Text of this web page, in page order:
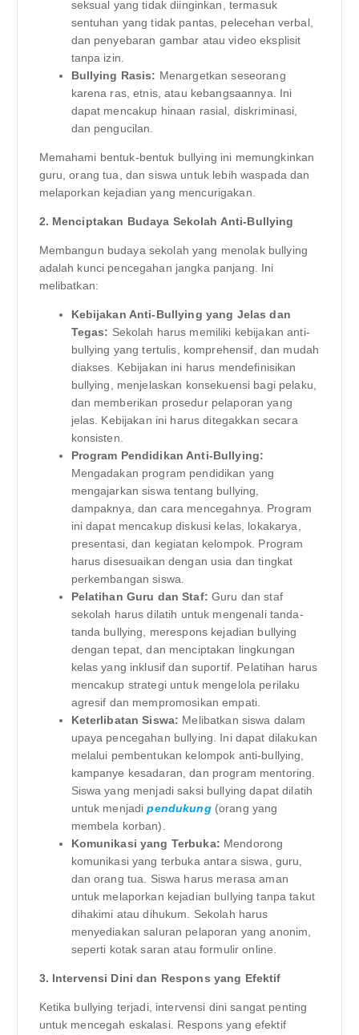
seksual yang tidak diinginkan, termasuk
sentuhan yang tidak pantas, pelecehan verbal,
dan penyebaran gambar atau video eksplisit
tanpa izin.
Bullying Rasis: Menargetkan seseorang
karena ras, etnis, atau kebangsaannya. Ini
dapat mencakup hinaan rasial, diskriminasi,
dan pengucilan.
Memahami bentuk-bentuk bullying ini memungkinkan
guru, orang tua, dan siswa untuk lebih waspada dan
melaporkan kejadian yang mencurigakan.
2. Menciptakan Budaya Sekolah Anti-Bullying
Membangun budaya sekolah yang menolak bullying
adalah kunci pencegahan jangka panjang. Ini
melibatkan:
Kebijakan Anti-Bullying yang Jelas dan
Tegas: Sekolah harus memiliki kebijakan anti-
bullying yang tertulis, komprehensif, dan mudah
diakses. Kebijakan ini harus mendefinisikan
bullying, menjelaskan konsekuensi bagi pelaku,
dan memberikan prosedur pelaporan yang
jelas. Kebijakan ini harus ditegakkan secara
konsisten.
Program Pendidikan Anti-Bullying:
Mengadakan program pendidikan yang
mengajarkan siswa tentang bullying,
dampaknya, dan cara mencegahnya. Program
ini dapat mencakup diskusi kelas, lokakarya,
presentasi, dan kegiatan kelompok. Program
harus disesuaikan dengan usia dan tingkat
perkembangan siswa.
Pelatihan Guru dan Staf: Guru dan staf
sekolah harus dilatih untuk mengenali tanda-
tanda bullying, merespons kejadian bullying
dengan tepat, dan menciptakan lingkungan
kelas yang inklusif dan suportif. Pelatihan harus
mencakup strategi untuk mengelola perilaku
agresif dan mempromosikan empati.
Keterlibatan Siswa: Melibatkan siswa dalam
upaya pencegahan bullying. Ini dapat dilakukan
melalui pembentukan kelompok anti-bullying,
kampanye kesadaran, dan program mentoring.
Siswa yang menjadi saksi bullying dapat dilatih
untuk menjadipendukung(orang yang
membela korban).
Komunikasi yang Terbuka: Mendorong
komunikasi yang terbuka antara siswa, guru,
dan orang tua. Siswa harus merasa aman
untuk melaporkan kejadian bullying tanpa takut
dihakimi atau dihukum. Sekolah harus
menyediakan saluran pelaporan yang anonim,
seperti kotak saran atau formulir online.
3. Intervensi Dini dan Respons yang Efektif
Ketika bullying terjadi, intervensi dini sangat penting
untuk mencegah eskalasi. Respons yang efektif